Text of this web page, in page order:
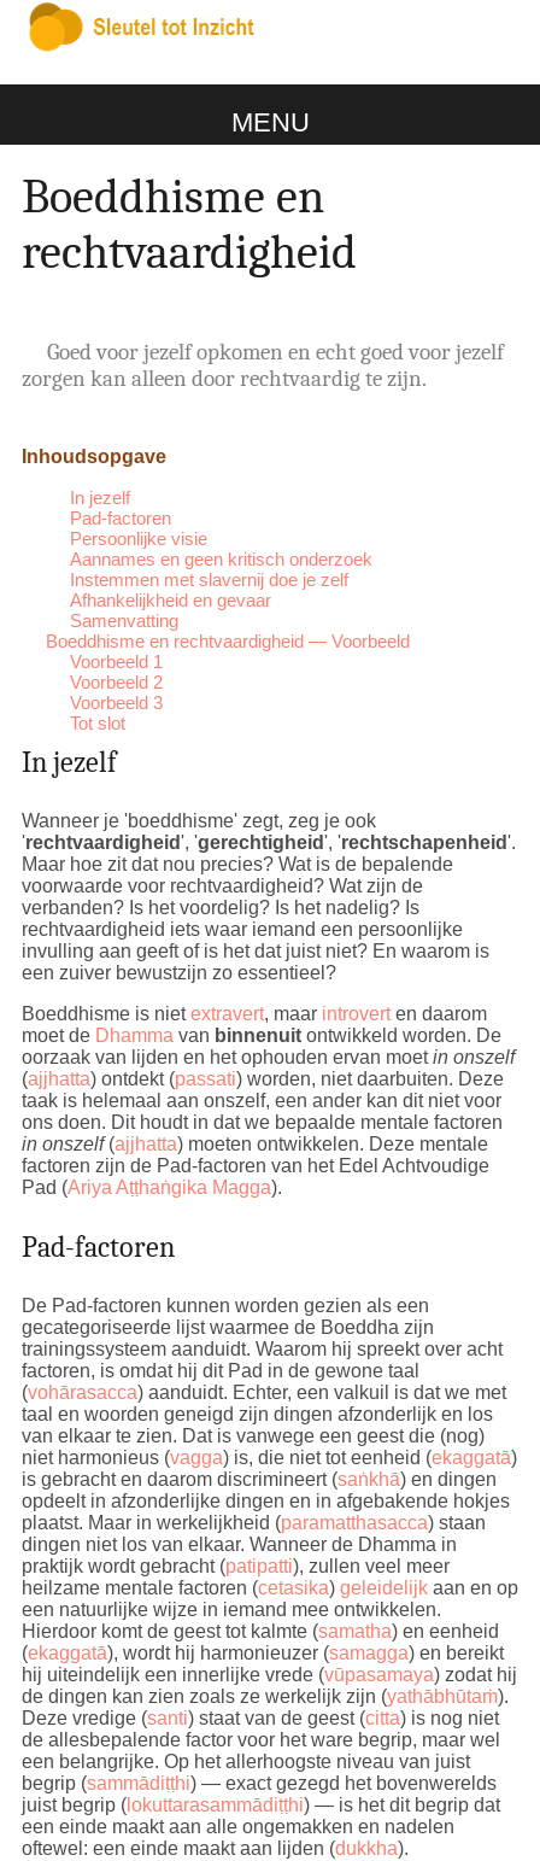
MENU
Boeddhisme en
rechtvaardigheid
Goed voor jezelf opkomen en echt goed voor jezelf
zorgen kan alleen door rechtvaardig te zijn.
Inhoudsopgave
In jezelf
Pad-factoren
Persoonlijke visie
Aannames en geen kritisch onderzoek
Instemmen met slavernij doe je zelf
Afhankelijkheid en gevaar
Samenvatting
Boeddhisme en rechtvaardigheid — Voorbeeld
Voorbeeld 1
Voorbeeld 2
Voorbeeld 3
Tot slot
In jezelf
Wanneer je 'boeddhisme' zegt, zeg je ook
'rechtvaardigheid', 'gerechtigheid', 'rechtschapenheid'.
Maar hoe zit dat nou precies? Wat is de bepalende
voorwaarde voor rechtvaardigheid? Wat zijn de
verbanden? Is het voordelig? Is het nadelig? Is
rechtvaardigheid iets waar iemand een persoonlijke
invulling aan geeft of is het dat juist niet? En waarom is
een zuiver bewustzijn zo essentieel?
Boeddhisme is nietextravert, maar introverten daarom
moet de Dhamma van binnenuitontwikkeld worden. De
oorzaak van lijden en het ophouden ervan moetin onszelf
(ajjhatta) ontdekt (passati) worden, niet daarbuiten. Deze
taak is helemaal aan onszelf, een ander kan dit niet voor
ons doen. Dit houdt in dat we bepaalde mentale factoren
in onszelf(ajjhatta) moeten ontwikkelen. Deze mentale
factoren zijn de Pad-factoren van het Edel Achtvoudige
Pad (Ariya Aṭṭhaṅgika Magga).
Pad-factoren
De Pad-factoren kunnen worden gezien als een
gecategoriseerde lijst waarmee de Boeddha zijn
trainingssysteem aanduidt. Waarom hij spreekt over acht
factoren, is omdat hij dit Pad in de gewone taal
(vohārasacca) aanduidt. Echter, een valkuil is dat we met
taal en woorden geneigd zijn dingen afzonderlijk en los
van elkaar te zien. Dat is vanwege een geest die (nog)
niet harmonieus (vagga) is, die niet tot eenheid (ekaggatā)
is gebracht en daarom discrimineert (saṅkhā) en dingen
opdeelt in afzonderlijke dingen en in afgebakende hokjes
plaatst. Maar in werkelijkheid (paramatthasacca) staan
dingen niet los van elkaar. Wanneer de Dhamma in
praktijk wordt gebracht (patipatti), zullen veel meer
heilzame mentale factoren (cetasika) geleidelijkaan en op
een natuurlijke wijze in iemand mee ontwikkelen.
Hierdoor komt de geest tot kalmte (samatha) en eenheid
(ekaggatā), wordt hij harmonieuzer (samagga) en bereikt
hij uiteindelijk een innerlijke vrede (vūpasamaya) zodat hij
de dingen kan zien zoals ze werkelijk zijn (yathābhūtaṁ).
Deze vredige (santi) staat van de geest (citta) is nog niet
de allesbepalende factor voor het ware begrip, maar wel
een belangrijke. Op het allerhoogste niveau van juist
begrip (sammādiṭṭhi) — exact gezegd het bovenwerelds
juist begrip (lokuttarasammādiṭṭhi) — is het dit begrip dat
een einde maakt aan alle ongemakken en nadelen
oftewel: een einde maakt aan lijden (dukkha).